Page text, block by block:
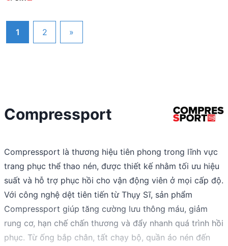
1 2 »
Compressport
Compressport là thương hiệu tiên phong trong lĩnh vực
trang phục thể thao nén, được thiết kế nhằm tối ưu hiệu
suất và hỗ trợ phục hồi cho vận động viên ở mọi cấp độ.
Với công nghệ dệt tiên tiến từ Thụy Sĩ, sản phẩm
Compressport giúp tăng cường lưu thông máu, giảm
rung cơ, hạn chế chấn thương và đẩy nhanh quá trình hồi
phục. Từ ống bắp chân, tất chạy bộ, quần áo nén đến